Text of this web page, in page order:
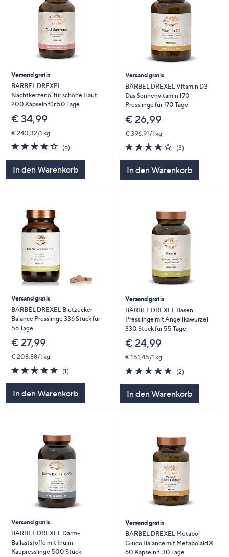
Versand gratis
BÄRBEL DREXEL
Nachtkerzenöl für schöne Haut
200 Kapseln für 50 Tage
€ 34,99
€ 240,32/1 kg
3.8
von
(6)6
In den Warenkorb
Versand gratis
BÄRBEL DREXEL Vitamin D3
Das Sonnenvitamin 170
Presslinge für 170 Tage
€ 26,99
€ 396,91/1 kg
3.7
von
(3)3
In den Warenkorb
Versand gratis
BÄRBEL DREXEL Blutzucker
Balance Presslinge 336 Stück für
56 Tage
€ 27,99
€ 208,88/1 kg
5.0
von
(1)1
In den Warenkorb
Versand gratis
BÄRBEL DREXEL Basen
Presslinge mit Angelikawurzel
330 Stück für 55 Tage
€ 24,99
€ 151,45/1 kg
5.0
von
(2)2
In den Warenkorb
Versand gratis
BÄRBEL DREXEL Darm-
Ballaststoffe mit Inulin
Kaupresslinge 500 Stück
Versand gratis
BÄRBEL DREXEL Metabol
Gluco Balance mit Metabolaid®
60 Kapseln f. 30 Tage